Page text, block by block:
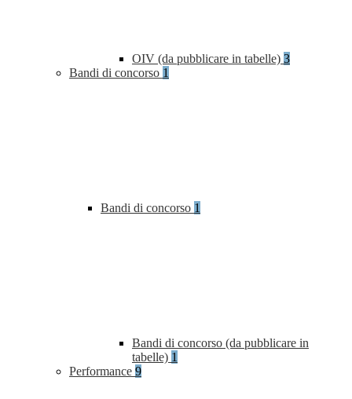
OIV (da pubblicare in tabelle) 3
Bandi di concorso 1
Bandi di concorso 1
Bandi di concorso (da pubblicare in
tabelle) 1
Performance 9